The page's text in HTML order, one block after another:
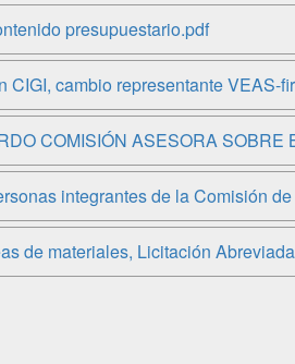
presupuestario.pdf
cambio representante VEAS-
COMISIÓN ASESORA SOBRE
integrantes de la Comisión
de materiales, Licitación